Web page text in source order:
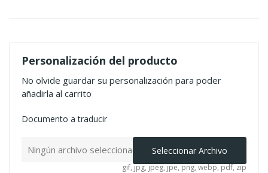
Personalización del producto
No olvide guardar su personalización para poder
añadirla al carrito
Documento a traducir
Ningún archivo seleccionado Seleccionar Archivo
gif, jpg, jpeg, jpe, png, webp, pdf, zip